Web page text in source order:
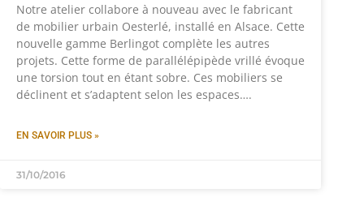
Notre atelier collabore à nouveau avec le fabricant
de mobilier urbain Oesterlé, installé en Alsace. Cette
nouvelle gamme Berlingot complète les autres
projets. Cette forme de parallélépipède vrillé évoque
une torsion tout en étant sobre. Ces mobiliers se
déclinent et s’adaptent selon les espaces….
EN SAVOIR PLUS »
31/10/2016